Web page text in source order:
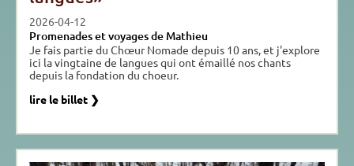
2026-04-12
Promenades et voyages de Mathieu
Je fais partie du Chœur Nomade depuis 10 ans, et j'explore
ici la vingtaine de langues qui ont émaillé nos chants
depuis la fondation du choeur.
lire le billet ❯